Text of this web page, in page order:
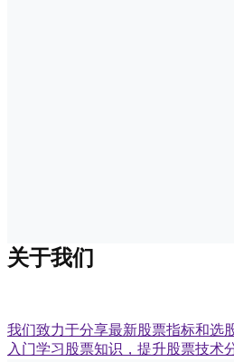
关于我们
我们致力于分享最新股票指标和选
入门学习股票知识，提升股票技术